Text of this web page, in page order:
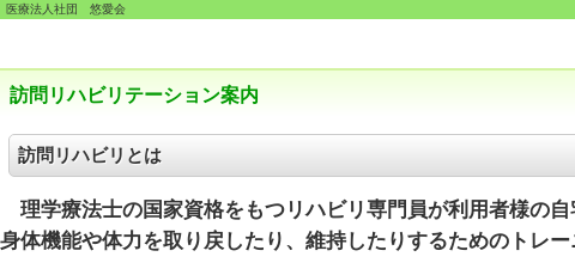
医療法人社団 悠愛会
訪問リハビリテーション案内
訪問リハビリとは
理学療法士の国家資格をもつリハビリ専門員が利用者様の
身体機能や体力を取り戻したり、維持したりするためのトレ